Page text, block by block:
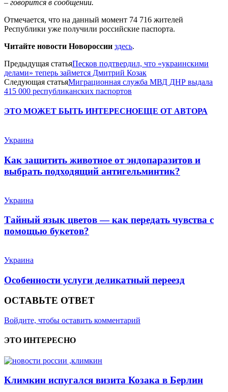
– говорится в сообщении.
Отмечается, что на данный момент 74 716 жителей
Республики уже получили российские паспорта.
Читайте новости Новороссии здесь.
Предыдущая статьяПесков подтвердил, что «украинскими
делами» теперь займется Дмитрий Козак
Следующая статьяМиграционная служба МВД ДНР выдала
415 000 республиканских паспортов
ЭТО МОЖЕТ БЫТЬ ИНТЕРЕСНОЕЩЕ ОТ АВТОРА
Украина
Как защитить животное от эндопаразитов и
выбрать подходящий антигельминтик?
Украина
Тайный язык цветов — как передать чувства с
помощью букетов?
Украина
Особенности услуги деликатный переезд
ОСТАВЬТЕ ОТВЕТ
Войдите, чтобы оставить комментарий
ЭТО ИНТЕРЕСНО
Климкин испугался визита Козака в Берлин